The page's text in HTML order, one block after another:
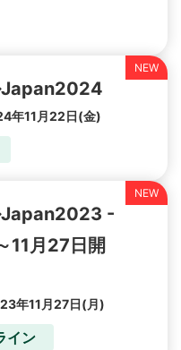
Japan2024
年11月22日(金)
Japan2023 -
11月27日開
年11月27日(月)
イン